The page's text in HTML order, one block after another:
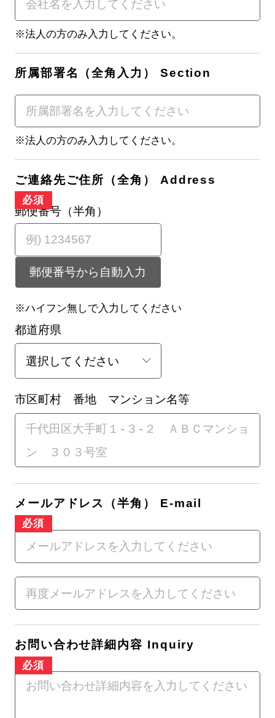
※法人の方のみ入力してください。
所属部署名（全角入力） Section
※法人の方のみ入力してください。
ご連絡先ご住所（全角） Address
郵便番号（半角）
郵便番号から自動入力
※ハイフン無しで入力してください
都道府県
市区町村 番地 マンション名等
メールアドレス（半角） E-mail
お問い合わせ詳細内容 Inquiry